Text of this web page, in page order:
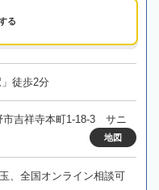
る
徒歩2分
市吉祥寺本町1-18-3 サニ
地図
、全国オンライン相談可